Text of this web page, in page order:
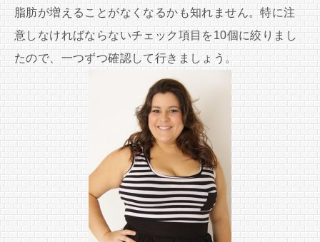
脂肪が増えることがなくなるかも知れません。特に注
意しなければならないチェック項目を10個に絞りまし
たので、一つずつ確認して行きましょう。